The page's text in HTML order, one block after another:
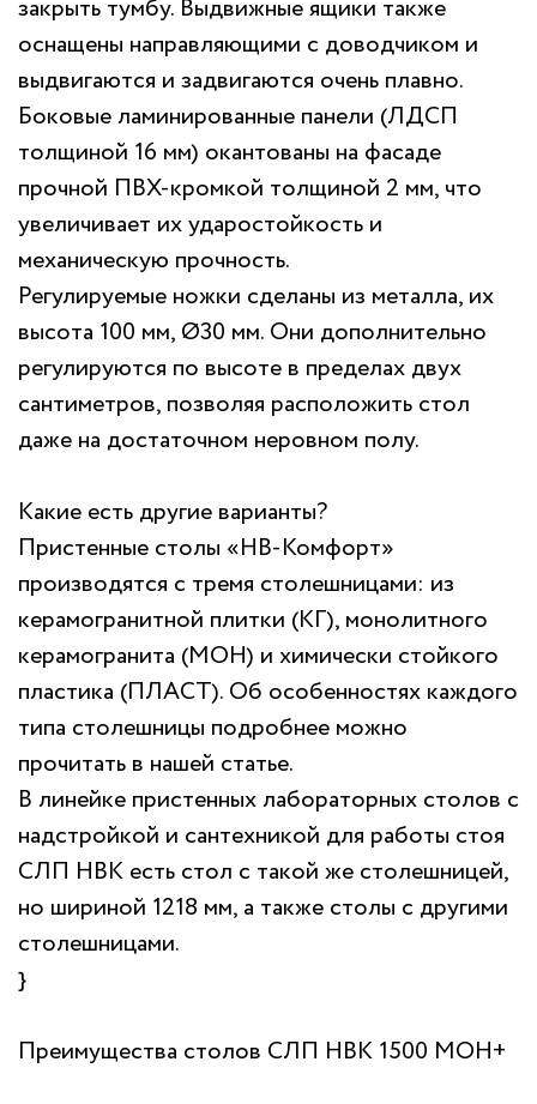
закрыть тумбу. Выдвижные ящики также
оснащены направляющими с доводчиком и
выдвигаются и задвигаются очень плавно.
Боковые ламинированные панели (ЛДСП
толщиной 16 мм) окантованы на фасаде
прочной ПВХ-кромкой толщиной 2 мм, что
увеличивает их ударостойкость и
механическую прочность.
Регулируемые ножки сделаны из металла, их
высота 100 мм, Ø30 мм. Они дополнительно
регулируются по высоте в пределах двух
сантиметров, позволяя расположить стол
даже на достаточном неровном полу.
Какие есть другие варианты?
Пристенные столы «НВ-Комфорт»
производятся с тремя столешницами: из
керамогранитной плитки (КГ), монолитного
керамогранита (МОН) и химически стойкого
пластика (ПЛАСТ). Об особенностях каждого
типа столешницы подробнее можно
прочитать в нашей статье.
В линейке пристенных лабораторных столов с
надстройкой и сантехникой для работы стоя
СЛП НВК есть стол с такой же столешницей,
но шириной 1218 мм, а также столы с другими
столешницами.
}
Преимущества столов СЛП НВК 1500 МОН+